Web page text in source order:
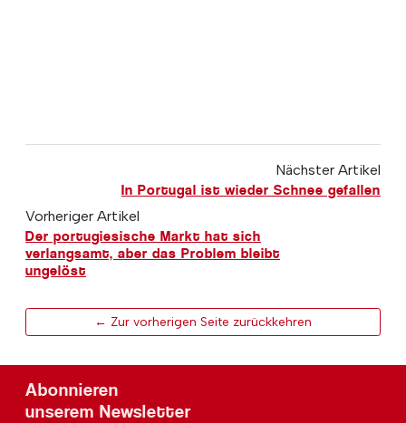
Nächster Artikel
In Portugal ist wieder Schnee gefallen
Vorheriger Artikel
Der portugiesische Markt hat sich
verlangsamt, aber das Problem bleibt
ungelöst
← Zur vorherigen Seite zurückkehren
Abonnieren
unserem Newsletter